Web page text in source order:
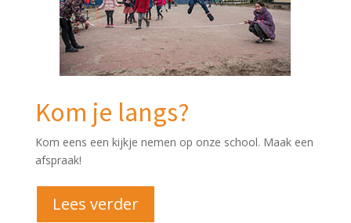
Kom je langs?
Kom eens een kijkje nemen op onze school. Maak een
afspraak!
Lees verder